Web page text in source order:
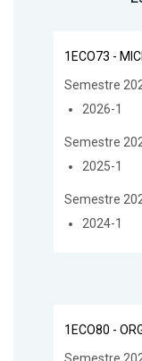
1ECO73 -
Semestre
2026-1
Semestre
2025-1
Semestre
2024-1
1ECO80 -
Semestre